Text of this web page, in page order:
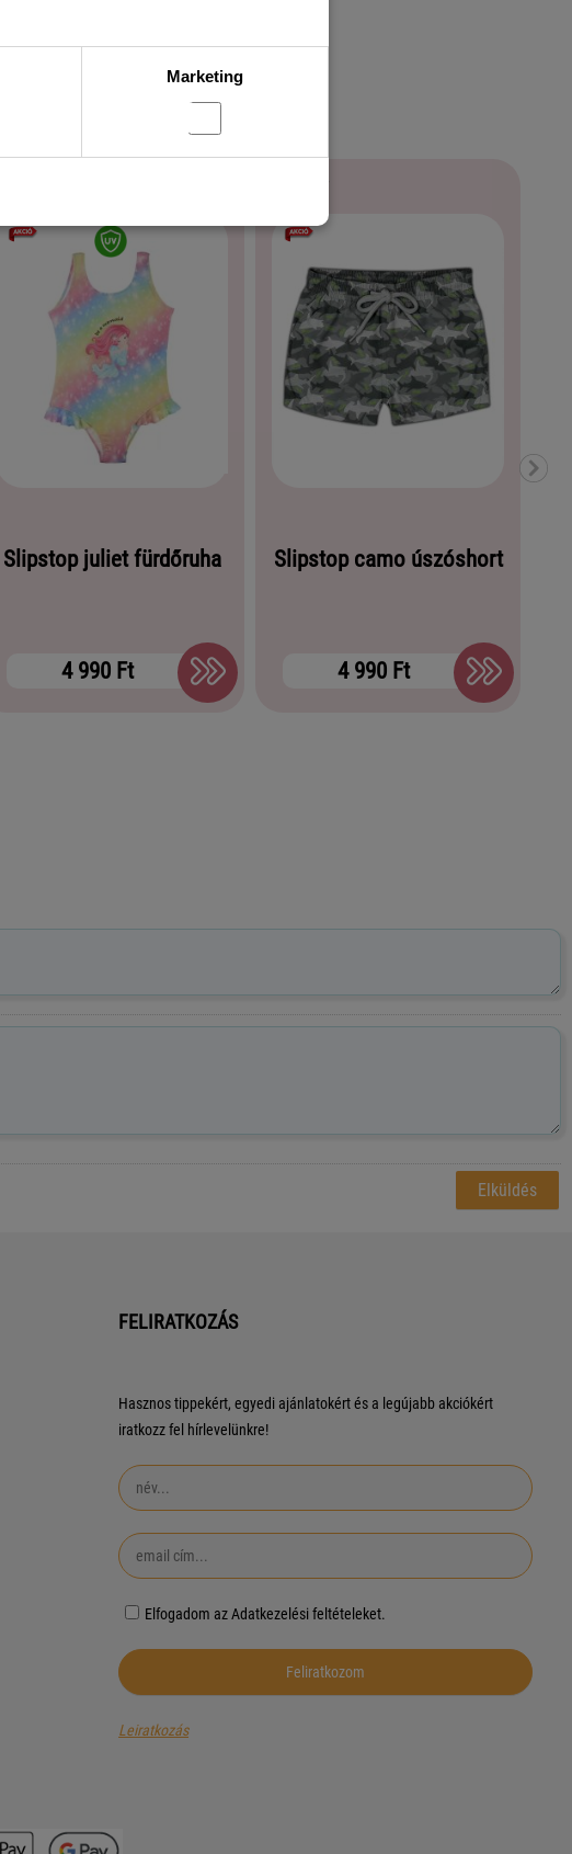
Marketing
Slipstop juliet fürdőruha
4 990 Ft
Slipstop camo úszóshort
4 990 Ft
FELIRATKOZÁS
Hasznos tippekért, egyedi ajánlatokért és a legújabb akciókért
iratkozz fel hírlevelünkre!
Elfogadom az Adatkezelési feltételeket.
Leiratkozás